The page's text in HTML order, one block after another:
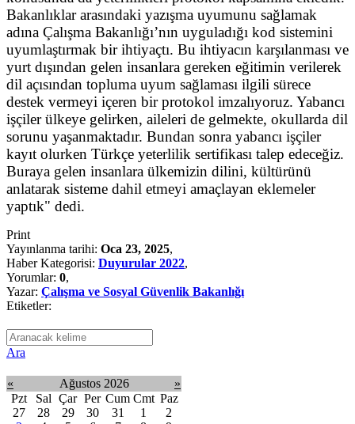
Bakanlıklar arasındaki yazışma uyumunu sağlamak
adına Çalışma Bakanlığı’nın uyguladığı kod sistemini
uyumlaştırmak bir ihtiyaçtı. Bu ihtiyacın karşılanması ve
yurt dışından gelen insanlara gereken eğitimin verilerek
dil açısından topluma uyum sağlaması ilgili sürece
destek vermeyi içeren bir protokol imzalıyoruz. Yabancı
işçiler ülkeye gelirken, aileleri de gelmekte, okullarda dil
sorunu yaşanmaktadır. Bundan sonra yabancı işçiler
kayıt olurken Türkçe yeterlilik sertifikası talep edeceğiz.
Buraya gelen insanlara ülkemizin dilini, kültürünü
anlatarak sisteme dahil etmeyi amaçlayan eklemeler
yaptık" dedi.
Print
Yayınlanma tarihi: Oca 23, 2025,
Haber Kategorisi: Duyurular 2022,
Yorumlar: 0,
Yazar: Çalışma ve Sosyal Güvenlik Bakanlığı
Etiketler:
Ara
« Ağustos 2026
»
Pzt
Sal Çar Per Cum Cmt Paz
27
28 29 30 31 1
2